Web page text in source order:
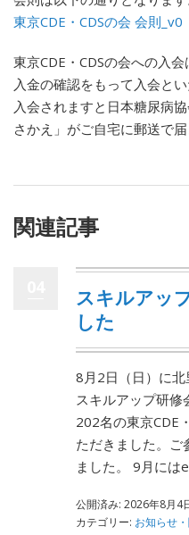
東京CDE・CDSの会 会則_v0
東京CDE・CDSの会への入
入金の確認をもって入会とい
入会されますと日本糖尿病
さかえ」がご自宅に郵送で届
関連記事
スキルアッ
した
8月2日（日）に
スキルアップ研修
202名の東京CDE
ただきました。ご
ました。 9月には
公開済み: 2026年8月4
カテゴリー: お知らせ